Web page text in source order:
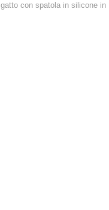
con spatola in silicone in